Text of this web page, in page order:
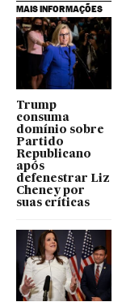
MAIS INFORMAÇÕES
Trump
consuma
domínio sobre
Partido
Republicano
após
defenestrar Liz
Cheney por
suas críticas